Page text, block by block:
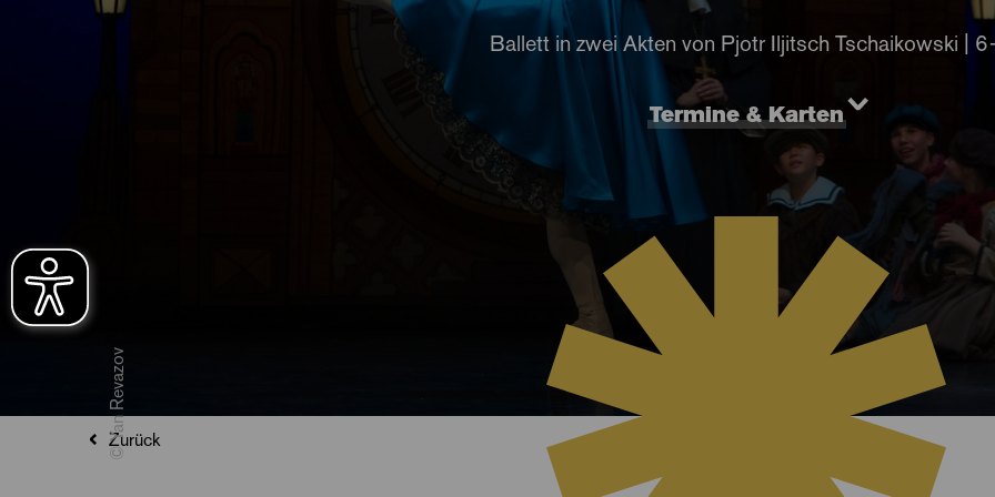
Ballett in zwei Akten von Pjotr Iljitsch Tschaikowski |
Termine & Karten
© Yan Revazov
Zurück